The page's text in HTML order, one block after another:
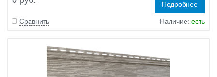
Подробнее
Сравнить Наличие: есть